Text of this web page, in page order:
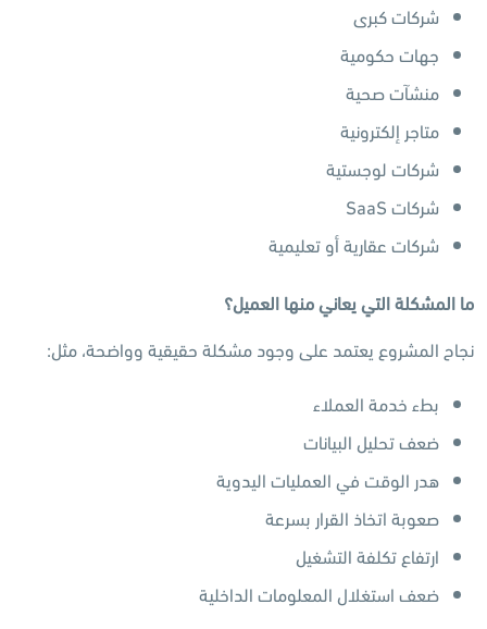
شركات كبرى
جهات حكومية
منشآت صحية
متاجر إلكترونية
شركات لوجستية
شركات SaaS
شركات عقارية أو تعليمية
ما المشكلة التي يعاني منها العميل؟
نجاح المشروع يعتمد على وجود مشكلة حقيقية وواضحة، مثل:
بطء خدمة العملاء
ضعف تحليل البيانات
هدر الوقت في العمليات اليدوية
صعوبة اتخاذ القرار بسرعة
ارتفاع تكلفة التشغيل
ضعف استغلال المعلومات الداخلية